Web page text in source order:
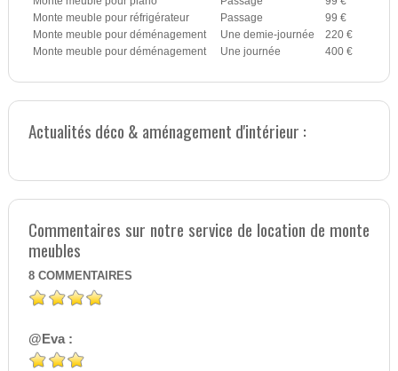
Monte meuble pour réfrigérateur
Passage
99 €
Monte meuble pour déménagement
Une demie-journée
220 €
Monte meuble pour déménagement
Une journée 400 €
Actualités déco & aménagement d'intérieur :
Commentaires sur notre service de location de monte
meubles
8 COMMENTAIRES
@Eva :